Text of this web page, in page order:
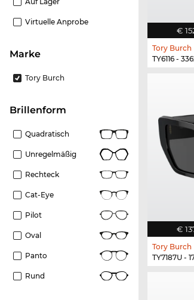
Virtuelle Anprobe
Marke
Tory Burch
Brillenform
Quadratisch
Unregelmäßig
Rechteck
Cat-Eye
Pilot
Oval
Panto
Rund
€
Tory Burch
TY6116 -
€
Tory Burch
TY7187U -